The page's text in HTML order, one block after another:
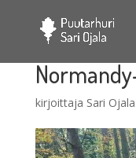
kirjoittaja Sari Ojala